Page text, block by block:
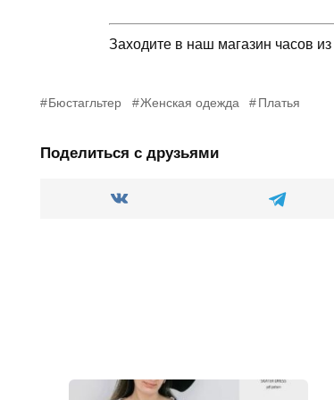
Заходите в наш магазин часов
Бюстагльтер Женская одежда Платья
Поделиться с друзьями